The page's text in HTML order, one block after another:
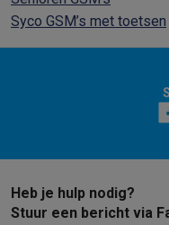
Syco GSM’s met toetsen
Heb je hulp nodig?
Stuur een bericht via